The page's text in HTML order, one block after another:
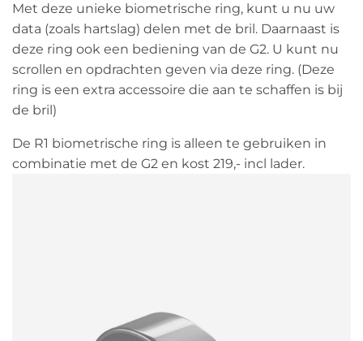
Met deze unieke biometrische ring, kunt u nu uw
data (zoals hartslag) delen met de bril. Daarnaast is
deze ring ook een bediening van de G2. U kunt nu
scrollen en opdrachten geven via deze ring. (Deze
ring is een extra accessoire die aan te schaffen is bij
de bril)
De R1 biometrische ring is alleen te gebruiken in
combinatie met de G2 en kost 219,- incl lader.